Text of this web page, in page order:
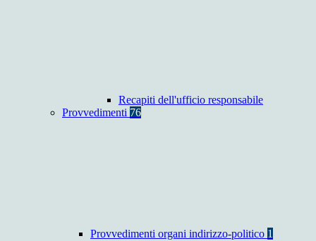
Recapiti dell'ufficio responsabile
Provvedimenti 76
Provvedimenti organi indirizzo-politico 1